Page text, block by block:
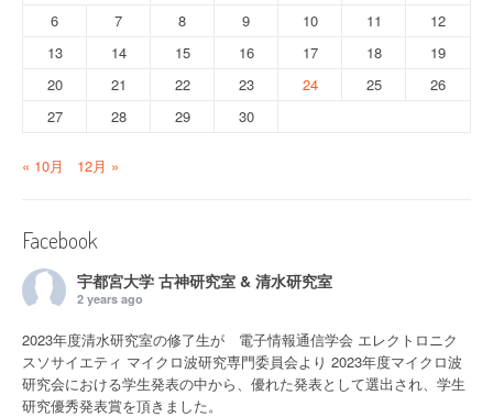
6
7 8 9 10 11
12
13
14 15 16 17 18
19
20
21 22 23 24 25
26
27
28 29 30
« 10月 12月 »
Facebook
宇都宮大学 古神研究室 & 清水研究室
2 years ago
2023年度清水研究室の修了生が 電子情報通信学会 エレクトロニク
スソサイエティ マイクロ波研究専門委員会より 2023年度マイクロ波
研究会における学生発表の中から、優れた発表として選出され、学生
研究優秀発表賞を頂きました。